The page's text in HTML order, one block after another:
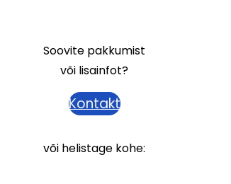
Soovite pakkumist
või lisainfot?
Kontakt
või helistage kohe: